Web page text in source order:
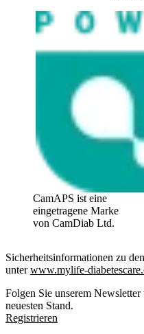
CamAPS ist eine
eingetragene Marke
von CamDiab Ltd.
Sicherheitsinformationen zu
unterwww.mylife-
Folgen Sie unserem
neuesten Stand.
Registrieren